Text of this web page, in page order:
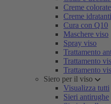
Creme
Creme idratanti
Cura con Q10
Maschere viso
Spray viso
Trattamento
Trattamento
Trattamento
Siero per il viso
Visualizza tutti
Sieri antirughe